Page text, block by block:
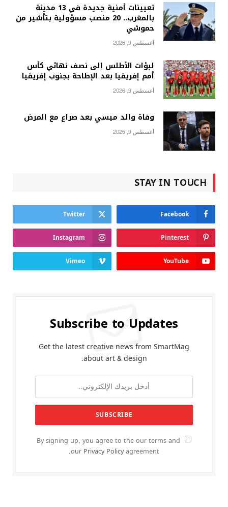
تعيينات أمنية جديدة في 13 مدينة
بالمغرب.. 20 منصب مسؤولية بتأشير من
حموشي
أغسطس 9, 2026
لبؤات الأطلس إلى نصف نهائي كأس
أمم إفريقيا بعد الإطاحة بجنوب إفريقيا
أغسطس 9, 2026
وفاة والد ميسي بعد صراع مع المرض
أغسطس 9, 2026
STAY IN TOUCH
Facebook
Twitter
Pinterest
Instagram
YouTube
Vimeo
Subscribe to Updates
Get the latest creative news from SmartMag
about art & design.
By signing up, you agree to the our terms and
our Privacy Policyagreement.